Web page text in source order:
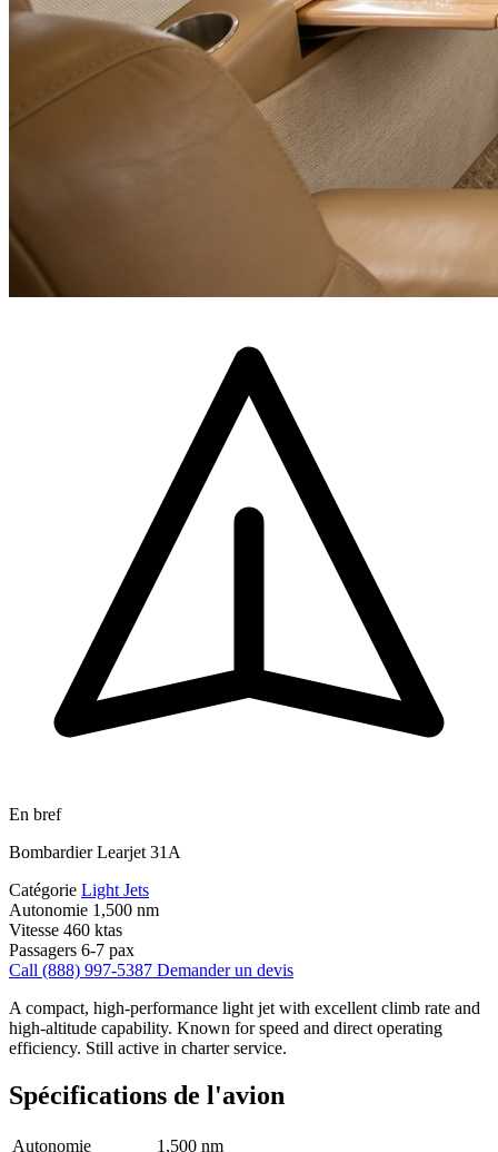
En bref
Bombardier Learjet 31A
Catégorie Light Jets
Autonomie 1,500 nm
Vitesse 460 ktas
Passagers 6-7 pax
Call (888) 997-5387 Demander un devis
A compact, high-performance light jet with excellent climb rate and
high-altitude capability. Known for speed and direct operating
efficiency. Still active in charter service.
Spécifications de l'avion
Autonomie
1,500 nm